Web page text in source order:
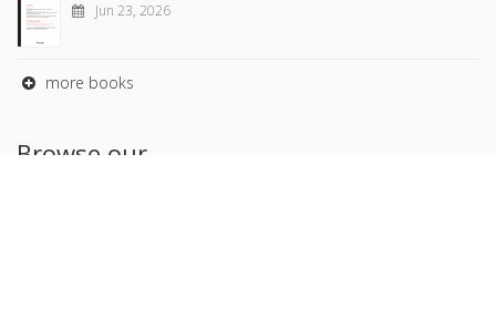
Jun 23, 2026
more books
Browse our